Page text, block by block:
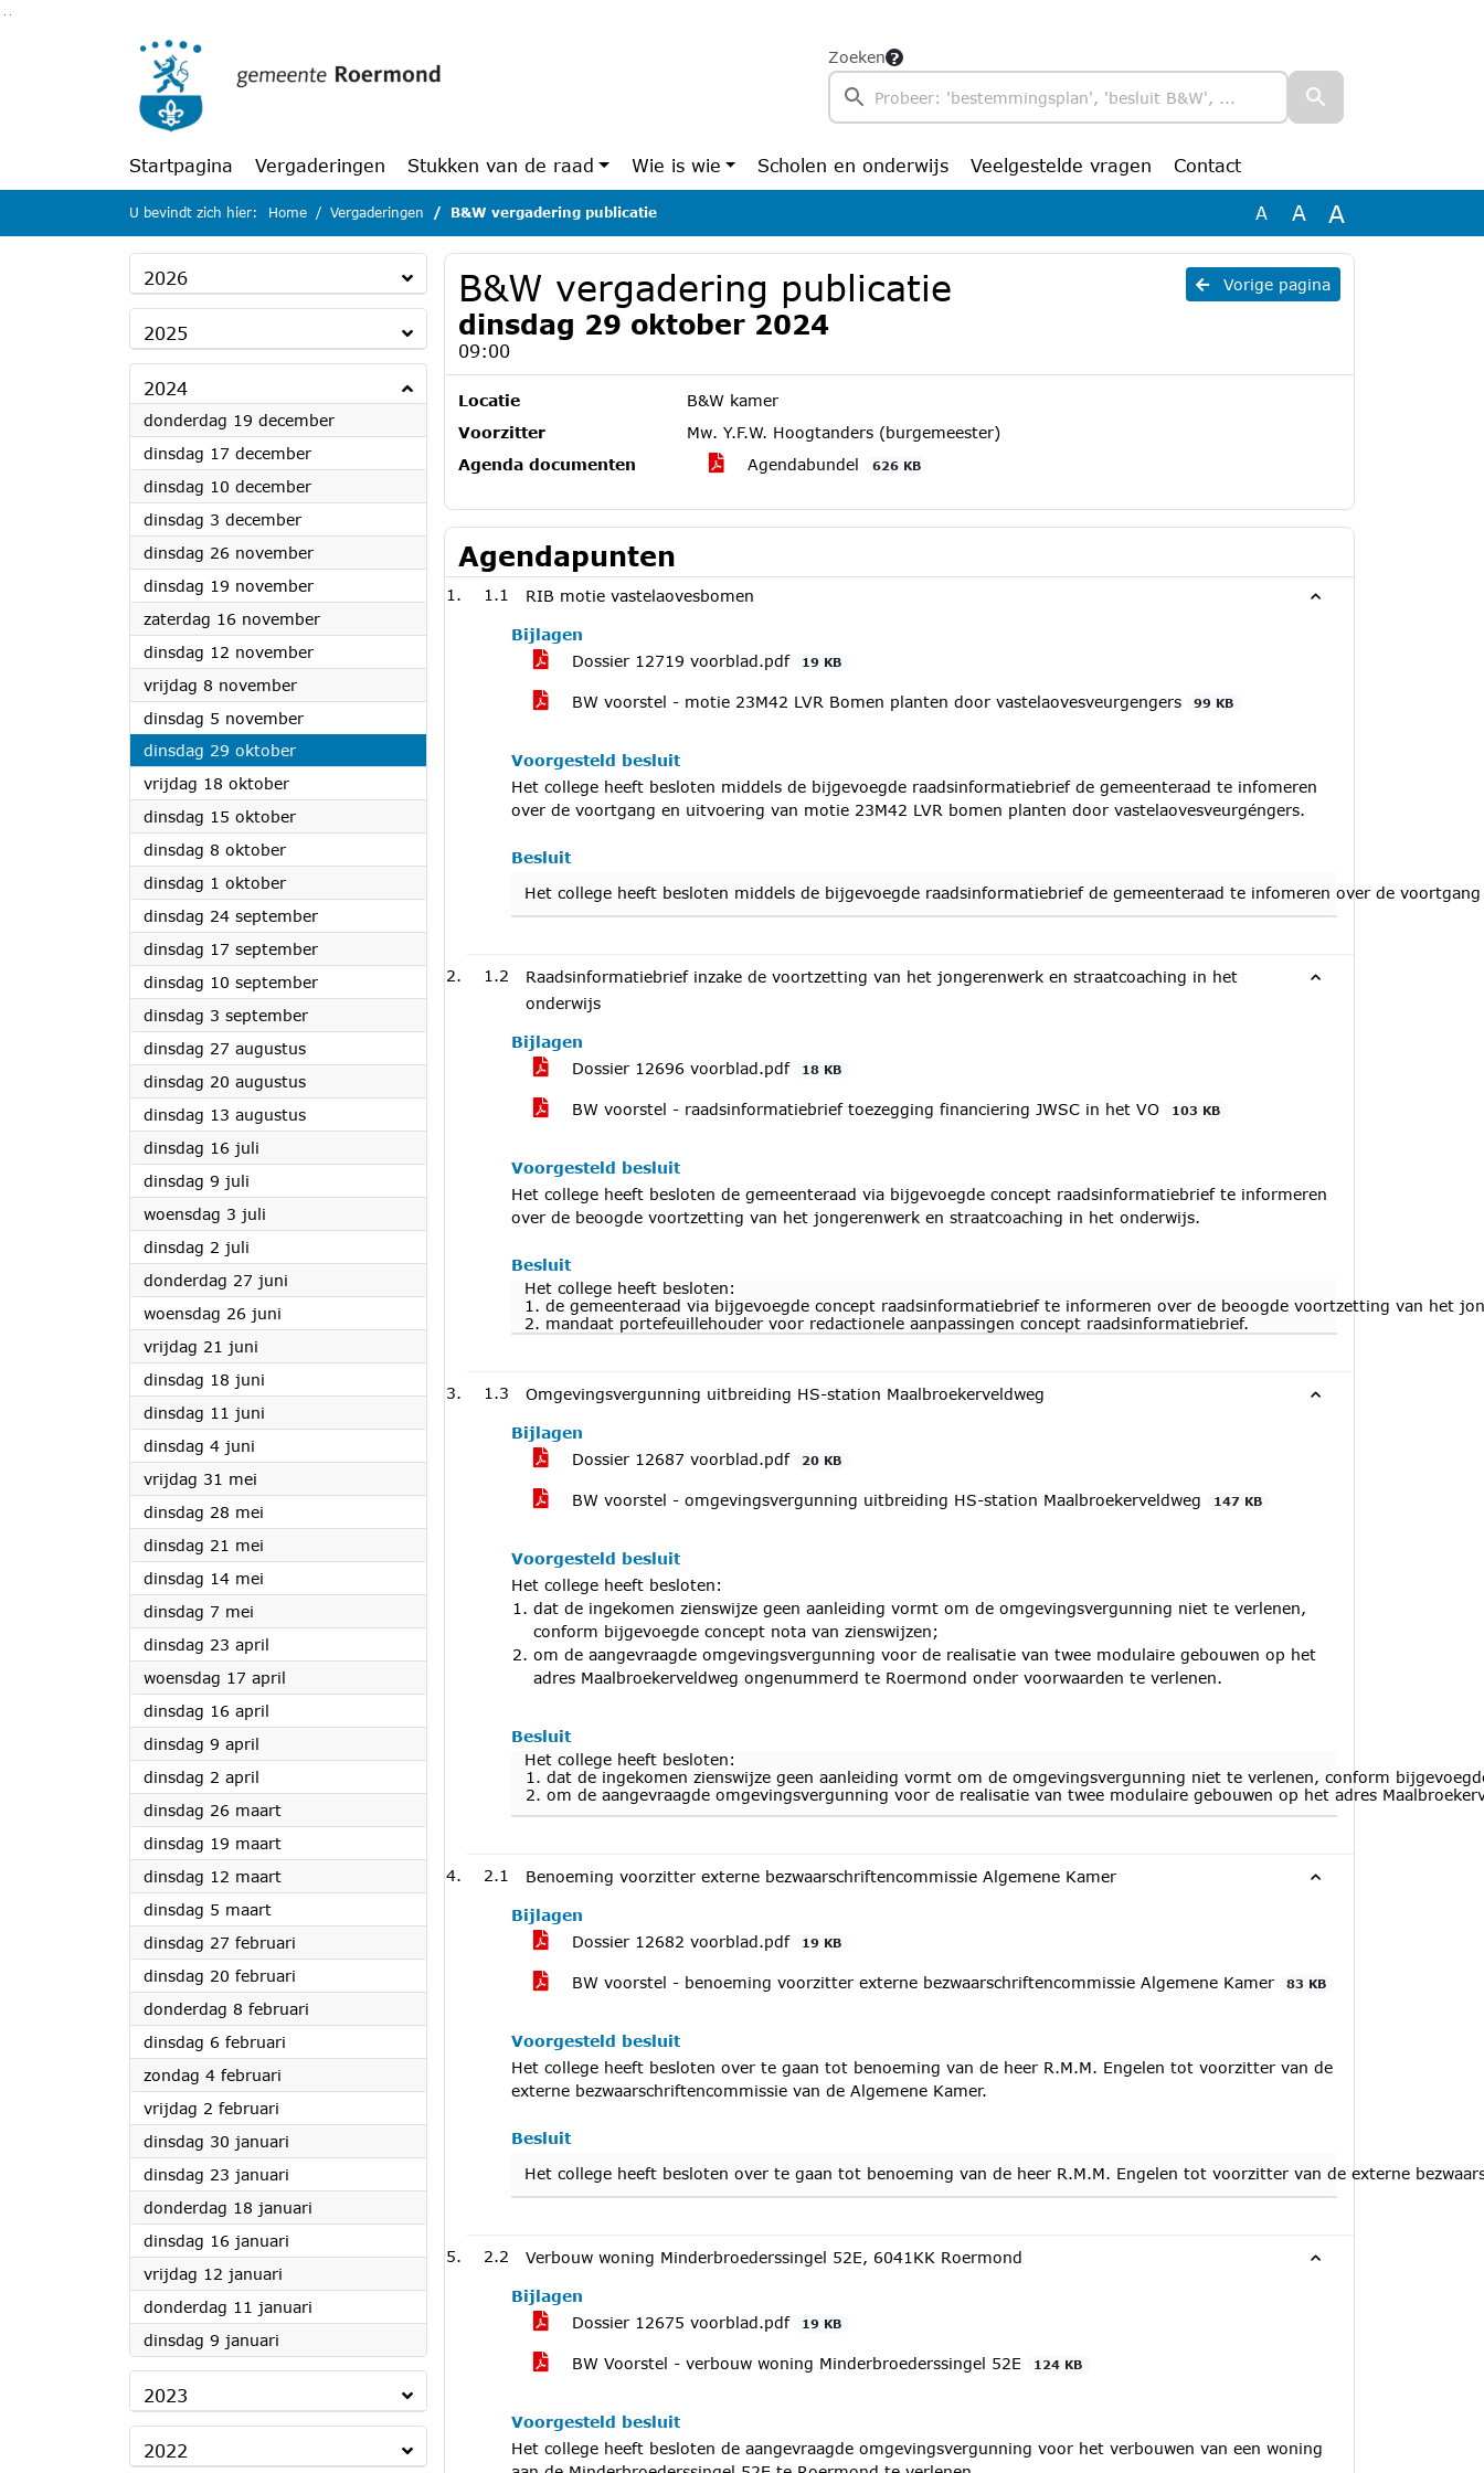
Zoeken
Startpagina Vergaderingen Stukken van de raad Wie is wie Scholen en onderwijs Veelgestelde vragen Contact
U bevindt zich hier: Home Vergaderingen B&W vergadering publicatie A A A
2026
2025
2024
donderdag 19 december2024
dinsdag 17 december2024
dinsdag 10 december2024
dinsdag 3 december2024
dinsdag 26 november2024
dinsdag 19 november2024
zaterdag 16 november2024
dinsdag 12 november2024
vrijdag 8 november2024
dinsdag 5 november2024
dinsdag 29 oktober2024
vrijdag 18 oktober2024
dinsdag 15 oktober2024
dinsdag 8 oktober2024
dinsdag 1 oktober2024
dinsdag 24 september2024
dinsdag 17 september2024
dinsdag 10 september2024
dinsdag 3 september2024
dinsdag 27 augustus2024
dinsdag 20 augustus2024
dinsdag 13 augustus2024
dinsdag 16 juli
dinsdag 9 juli
woensdag 3 juli
dinsdag 2 juli
donderdag 27 juni
woensdag 26 juni
vrijdag 21 juni
dinsdag 18 juni
dinsdag 11 juni
dinsdag 4 juni
vrijdag 31 mei
dinsdag 28 mei
dinsdag 21 mei
dinsdag 14 mei
dinsdag 7 mei
dinsdag 23 april
woensdag 17 april
dinsdag 16 april
dinsdag 9 april
dinsdag 2 april
dinsdag 26 maart2024
dinsdag 19 maart2024
dinsdag 12 maart2024
dinsdag 5 maart2024
dinsdag 27 februari
dinsdag 20 februari
donderdag 8 februari
dinsdag 6 februari
zondag 4 februari
vrijdag 2 februari
dinsdag 30 januari
dinsdag 23 januari
donderdag 18 januari
dinsdag 16 januari
vrijdag 12 januari
donderdag 11 januari
dinsdag 9 januari
2023
2022
Vorige pagina
B&W vergadering publicatie
dinsdag 29 oktober 2024
09:00
Locatie
B&W kamer
Voorzitter
Mw. Y.F.W. Hoogtanders (burgemeester)
Agenda documenten
Agendabundel 626 KB
Agendapunten
1.1 RIB motie vastelaovesbomen
Bijlagen
Dossier 12719 voorblad.pdf
19 KB
BW voorstel - motie 23M42 LVR Bomen planten door vastelaovesveurgengers 99 KB
Voorgesteld besluit
Het college heeft besloten middels de bijgevoegde raadsinformatiebrief de gemeenteraad te infomeren
over de voortgang en uitvoering van motie 23M42 LVR bomen planten door vastelaovesveurgéngers.
Besluit
Het college heeft besloten middels de bijgevoegde raadsinformatiebrief de gemeenteraad te infomeren over de
1.2
Raadsinformatiebrief inzake de voortzetting van het jongerenwerk en straatcoaching in het
onderwijs
Bijlagen
Dossier 12696 voorblad.pdf
18 KB
BW voorstel - raadsinformatiebrief toezegging financiering JWSC in het VO 103 KB
Voorgesteld besluit
Het college heeft besloten de gemeenteraad via bijgevoegde concept raadsinformatiebrief te informeren
over de beoogde voortzetting van het jongerenwerk en straatcoaching in het onderwijs.
Besluit
Het college heeft besloten:
1. de gemeenteraad via bijgevoegde concept raadsinformatiebrief te informeren over de beoogde voortzetting van het
2. mandaat portefeuillehouder voor redactionele aanpassingen concept raadsinformatiebrief.
1.3 Omgevingsvergunning uitbreiding HS-station Maalbroekerveldweg
Bijlagen
Dossier 12687 voorblad.pdf
20 KB
BW voorstel - omgevingsvergunning uitbreiding HS-station Maalbroekerveldweg 147 KB
Voorgesteld besluit
Het college heeft besloten:
dat de ingekomen zienswijze geen aanleiding vormt om de omgevingsvergunning niet te verlenen,
conform bijgevoegde concept nota van zienswijzen;
om de aangevraagde omgevingsvergunning voor de realisatie van twee modulaire gebouwen op het
adres Maalbroekerveldweg ongenummerd te Roermond onder voorwaarden te verlenen.
Besluit
Het college heeft besloten:
dat de ingekomen zienswijze geen aanleiding vormt om de omgevingsvergunning niet te verlenen, conform
om de aangevraagde omgevingsvergunning voor de realisatie van twee modulaire gebouwen op het adres
2.1 Benoeming voorzitter externe bezwaarschriftencommissie Algemene Kamer
Bijlagen
Dossier 12682 voorblad.pdf
19 KB
BW voorstel - benoeming voorzitter externe bezwaarschriftencommissie Algemene Kamer 83 KB
Voorgesteld besluit
Het college heeft besloten over te gaan tot benoeming van de heer R.M.M. Engelen tot voorzitter van de
externe bezwaarschriftencommissie van de Algemene Kamer.
Besluit
Het college heeft besloten over te gaan tot benoeming van de heer R.M.M. Engelen tot voorzitter van de externe
2.2 Verbouw woning Minderbroederssingel 52E, 6041KK Roermond
Bijlagen
Dossier 12675 voorblad.pdf
19 KB
BW Voorstel - verbouw woning Minderbroederssingel 52E 124 KB
Voorgesteld besluit
Het college heeft besloten de aangevraagde omgevingsvergunning voor het verbouwen van een woning